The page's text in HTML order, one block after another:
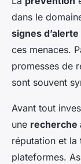
dans le
signes d’alerte
ces menaces.
promesses de
sont souvent
Avant tout
une recherche
réputation et la
plateformes.